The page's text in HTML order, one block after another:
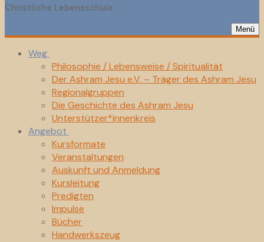
Christliche Lebensschule
Menü
Weg
Philosophie / Lebensweise / Spiritualität
Der Ashram Jesu e.V. – Träger des Ashram Jesu
Regionalgruppen
Die Geschichte des Ashram Jesu
Unterstützer*innenkreis
Angebot
Kursformate
Veranstaltungen
Auskunft und Anmeldung
Kursleitung
Predigten
Impulse
Bücher
Handwerkszeug